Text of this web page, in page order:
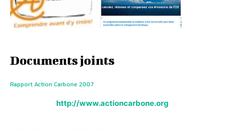
Documents joints
Rapport Action Carbone 2007
http://www.actioncarbone.org